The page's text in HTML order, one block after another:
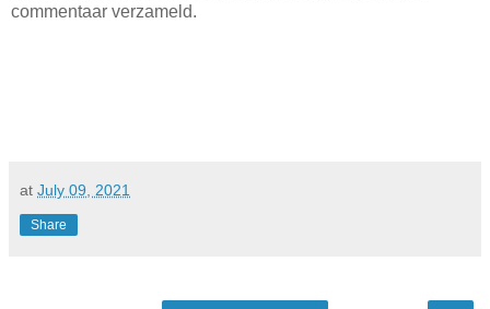
commentaar verzameld.
at July 09, 2021
Share